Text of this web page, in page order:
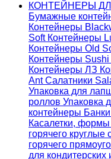
КОНТЕЙНЕРЫ
Бумажные
Контейнеры
Soft Контейнеры
Контейнеры Old
Контейнеры
Контейнеры ЛЗ
AntСалатники
Упаковка для
роллов Упаковка
контейнеры
Касалетки,
горячего круглые
горячего
для кондитерских